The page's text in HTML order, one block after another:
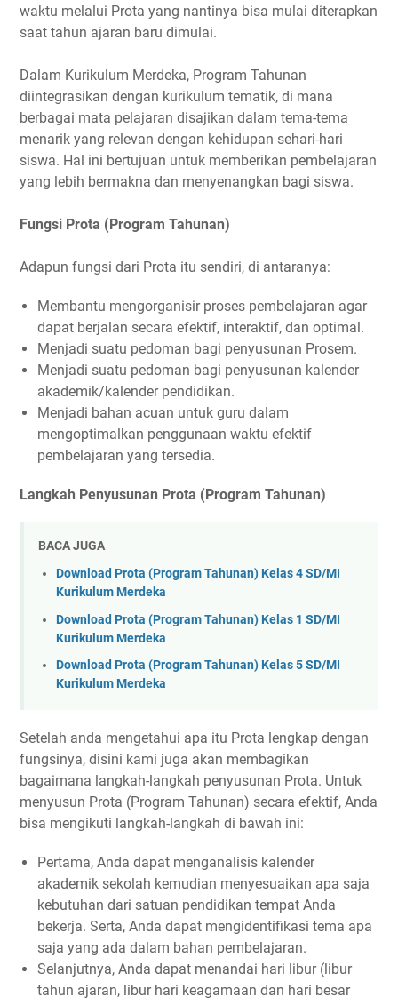
waktu melalui Prota yang nantinya bisa mulai diterapkan
saat tahun ajaran baru dimulai.
Dalam Kurikulum Merdeka, Program Tahunan
diintegrasikan dengan kurikulum tematik, di mana
berbagai mata pelajaran disajikan dalam tema-tema
menarik yang relevan dengan kehidupan sehari-hari
siswa. Hal ini bertujuan untuk memberikan pembelajaran
yang lebih bermakna dan menyenangkan bagi siswa.
Fungsi Prota (Program Tahunan)
Adapun fungsi dari Prota itu sendiri, di antaranya:
Membantu mengorganisir proses pembelajaran agar
dapat berjalan secara efektif, interaktif, dan optimal.
Menjadi suatu pedoman bagi penyusunan Prosem.
Menjadi suatu pedoman bagi penyusunan kalender
akademik/kalender pendidikan.
Menjadi bahan acuan untuk guru dalam
mengoptimalkan penggunaan waktu efektif
pembelajaran yang tersedia.
Langkah Penyusunan Prota (Program Tahunan)
BACA JUGA
Download Prota (Program Tahunan) Kelas 4 SD/MI
Kurikulum Merdeka
Download Prota (Program Tahunan) Kelas 1 SD/MI
Kurikulum Merdeka
Download Prota (Program Tahunan) Kelas 5 SD/MI
Kurikulum Merdeka
Setelah anda mengetahui apa itu Prota lengkap dengan
fungsinya, disini kami juga akan membagikan
bagaimana langkah-langkah penyusunan Prota. Untuk
menyusun Prota (Program Tahunan) secara efektif, Anda
bisa mengikuti langkah-langkah di bawah ini:
Pertama, Anda dapat menganalisis kalender
akademik sekolah kemudian menyesuaikan apa saja
kebutuhan dari satuan pendidikan tempat Anda
bekerja. Serta, Anda dapat mengidentifikasi tema apa
saja yang ada dalam bahan pembelajaran.
Selanjutnya, Anda dapat menandai hari libur (libur
tahun ajaran, libur hari keagamaan dan hari besar